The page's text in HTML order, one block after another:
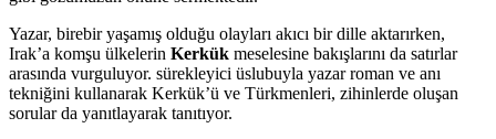
Yazar, birebir yaşamış olduğu olayları akıcı bir dille aktarırken,
Irak’a komşu ülkelerin Kerkük meselesine bakışlarını da satırlar
arasında vurguluyor. sürekleyici üslubuyla yazar roman ve anı
tekniğini kullanarak Kerkük’ü ve Türkmenleri, zihinlerde oluşan
sorular da yanıtlayarak tanıtıyor.